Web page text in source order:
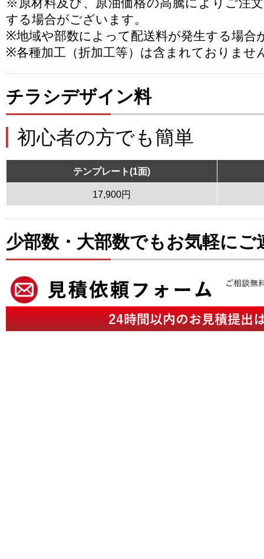
※原材料及び、原油価格の高騰によりご注
する場合がございます。
※地域や部数によって配送料が発生する場合
※各種加工（折加工等）は含まれておりませ
チラシデザイン料
初心者の方でも簡単
テンプレート(1面)
17,900円
少部数・大部数でもお気軽にご